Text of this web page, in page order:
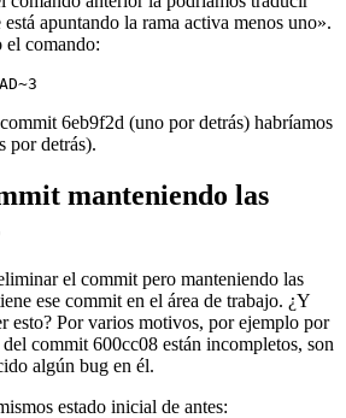
apuntando la rama activa menos uno».
el comando:
6eb9f2d (uno por detrás) habríamos
por detrás).
manteniendo las
el commit pero manteniendo las
ese commit en el área de trabajo. ¿Y
esto? Por varios motivos, por ejemplo por
commit 600cc08 están incompletos, son
algún bug en él.
estado inicial de antes: